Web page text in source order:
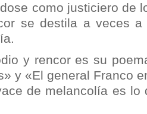
como justiciero de
se destila a veces
y rencor es su
y «El general Franco
de melancolía es lo